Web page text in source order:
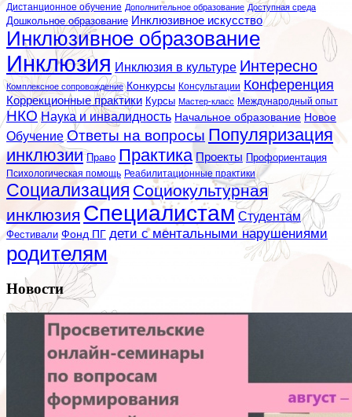
Дистанционное обучение Дополнительное образование Доступная среда
Дошкольное образование Инклюзивное искусство
Инклюзивное образование
Инклюзия Инклюзия в культуре Интересно
Комплексное сопровождение Конкурсы Консультации Конференция
Коррекционные практики Курсы Мастер-класс Международный опыт
НКО Наука и инвалидность Начальное образование Новое
Обучение Ответы на вопросы Популяризация
инклюзии Право Практика Проекты Профориентация
Психологическая помощь Реабилитационные практики
Социализация Социокультурная
инклюзия Специалистам Студентам
Фестивали Фонд ПГ дети с ментальными нарушениями
родителям
Новости